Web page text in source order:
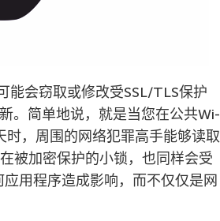
能会窃取或修改受SSL/TLS保护
。简单地说，就是当您在公共Wi-
，周围的网络犯罪高手能够读取
被加密保护的小锁，也同样会受
用程序造成影响，而不仅仅是网